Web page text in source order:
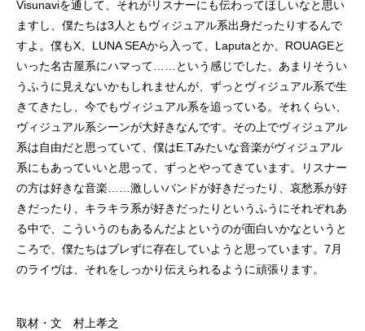
Visunaviを通して、それがリスナーにも伝わってほしいなと思い
ますし、僕たちは3人ともヴィジュアル系出身だったりするんで
すよ。僕もX、LUNA SEAから入って、Laputaとか、ROUAGEと
いった名古屋系にハマって……という感じでした。あまりそうい
うふうに見えないかもしれませんが、ずっとヴィジュアル系で生
きてきたし、今でもヴィジュアル系を追っている。それくらい、
ヴィジュアル系シーンが大好きなんです。その上でヴィジュアル
系は自由だと思っていて、僕はE.Tみたいな音楽がヴィジュアル
系にもあっていいと思って、ずっとやってきています。リスナー
の方は好きな音楽……激しいバンドが好きだったり、哀愁系が好
きだったり、キラキラ系が好きだったりというふうにそれぞれあ
る中で、こういうのもあるんだよというのが面白いかなというと
ころで、僕たちはブレずに存在していようと思っています。7月
のライヴは、それをしっかり伝えられるように頑張ります。
取材・文 村上孝之